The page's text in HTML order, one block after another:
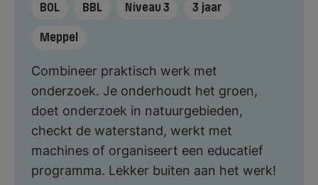
BOL BBL Niveau 3 3 jaar
Meppel
Combineer praktisch werk met
onderzoek. Je onderhoudt het groen,
doet onderzoek in natuurgebieden,
checkt de waterstand, werkt met
machines of organiseert een educatief
programma. Lekker buiten aan het werk!